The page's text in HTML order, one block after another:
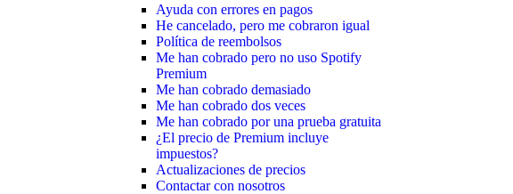
Ayuda con errores en pagos
He cancelado, pero me cobraron igual
Política de reembolsos
Me han cobrado pero no uso Spotify
Premium
Me han cobrado demasiado
Me han cobrado dos veces
Me han cobrado por una prueba gratuita
¿El precio de Premium incluye
impuestos?
Actualizaciones de precios
Contactar con nosotros